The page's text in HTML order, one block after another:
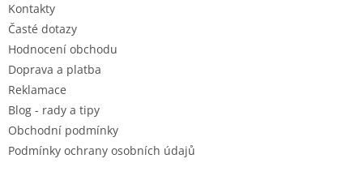
Kontakty
Časté dotazy
Hodnocení obchodu
Doprava a platba
Reklamace
Blog - rady a tipy
Obchodní podmínky
Podmínky ochrany osobních údajů